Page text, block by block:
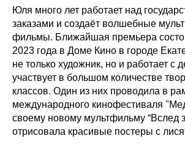
Юля много лет работает над
заказами и создаёт волшебные
фильмы. Ближайшая премьера
2023 года в Доме Кино в городе
не только художник, но и работает с
участвует в большом количестве
классов. Один из них проводила в
международного кинофестиваля
своему новому мультфильму “Вслед
отрисовала красивые постеры с